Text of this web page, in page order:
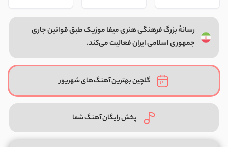
رسانهٔ بزرگ فرهنگی هنری میفا موزیک طبق قوانین جاری
جمهوری اسلامی ایران فعالیت می‌کند.
گلچین بهترین آهنگ‌های شهریور
پخش رایگان آهنگ شما